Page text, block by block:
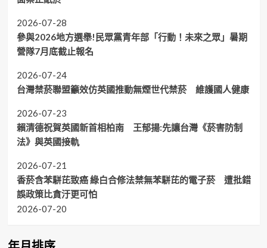
2026-07-28
參與2026地方選舉!民眾黨青年部「行動！未來之眾」暑期
營隊7月底截止報名
2026-07-24
台灣禁菸聯盟籲效仿英國推動無煙世代禁菸 維護國人健康
2026-07-23
賴清德祝賀英國新首相柏南 王郁揚:先讓台灣《菸害防制
法》與英國接軌
2026-07-21
香菸含苯駢芘致癌 綠白合修法禁無苯駢芘的電子菸 遭批錯
誤政策比貪汙更可怕
2026-07-20